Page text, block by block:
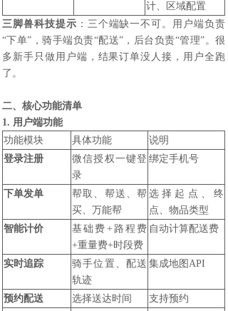
计、区域配置
三脚兽科技提示 ：三个端缺一不可。用户端负责
“下单”，骑手端负责“配送”，后台负责“管理”。很
多新手只做用户端，结果订单没人接，用户全跑
了。
二、核心功能清单
1. 用户端功能
功能模块
具体功能
说明
登录注册
微信授权一键登
录
绑定手机号
下单发单
帮取、帮送、帮
买、万能帮
选择起点、终
点、物品类型
智能计价
基础费+路程费
+重量费+时段费
自动计算配送费
实时追踪
骑手位置、配送
轨迹
集成地图API
预约配送 选择送达时间
支持预约